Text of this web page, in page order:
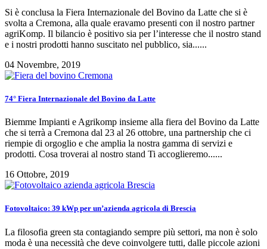
Si è conclusa la Fiera Internazionale del Bovino da Latte che si è
svolta a Cremona, alla quale eravamo presenti con il nostro partner
agriKomp. Il bilancio è positivo sia per l’interesse che il nostro stand
e i nostri prodotti hanno suscitato nel pubblico, sia......
04 Novembre, 2019
74° Fiera Internazionale del Bovino da Latte
Biemme Impianti e Agrikomp insieme alla fiera del Bovino da Latte
che si terrà a Cremona dal 23 al 26 ottobre, una partnership che ci
riempie di orgoglio e che amplia la nostra gamma di servizi e
prodotti. Cosa troverai al nostro stand Ti accoglieremo......
16 Ottobre, 2019
Fotovoltaico: 39 kWp per un’azienda agricola di Brescia
La filosofia green sta contagiando sempre più settori, ma non è solo
moda è una necessità che deve coinvolgere tutti, dalle piccole azioni